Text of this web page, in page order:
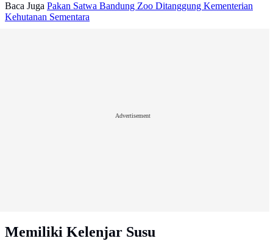
Baca Juga Pakan Satwa Bandung Zoo Ditanggung Kementerian
Kehutanan Sementara
Advertisement
Memiliki Kelenjar Susu